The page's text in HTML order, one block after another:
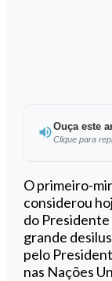
Ouça este
Clique para
O primeiro-
considerou
do Presidente
grande
pelo
nas Nações